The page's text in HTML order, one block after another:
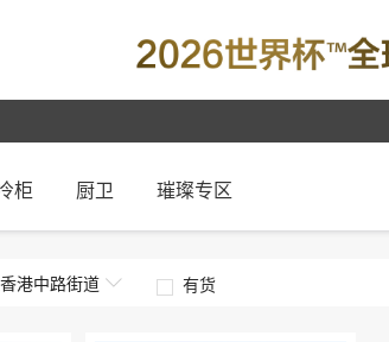
柜 厨卫 璀璨专区
香港中路街道 有货